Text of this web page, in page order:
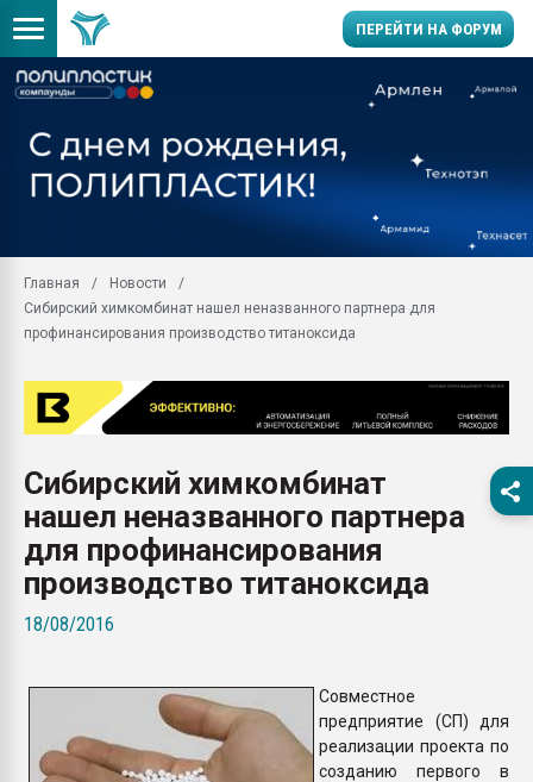
ПЕРЕЙТИ НА ФОРУМ
Подмосковье, Москва
первый план в
ситуацией на
Материал
вакуумного
Продам отходы
поликарбоната и АБС-
Armaloy PC/ABS-1IM
26.07.2022 "Сибирский
намного дороже
Главная
Новости
Сибирский химкомбинат нашел неназванного партнера для
профинансирования производство титаноксида
Сибирский химкомбинат
нашел неназванного партнера
для профинансирования
производство титаноксида
18/08/2016
Совместное
предприятие (СП) для
реализации проекта по
созданию первого в